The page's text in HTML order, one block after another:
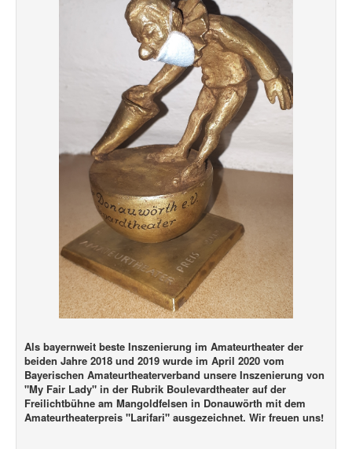
Als bayernweit beste Inszenierung im Amateurtheater der
beiden Jahre 2018 und 2019 wurde im April 2020 vom
Bayerischen Amateurtheaterverband unsere Inszenierung von
"My Fair Lady" in der Rubrik Boulevardtheater auf der
Freilichtbühne am Mangoldfelsen in Donauwörth mit dem
Amateurtheaterpreis "Larifari" ausgezeichnet. Wir freuen uns!